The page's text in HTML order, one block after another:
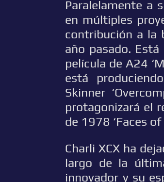
Paralelamente a
en múltiples
contribución a la
año pasado.
película de A24
está
Skinner
protagonizará el
de 1978 ‘Faces of
Charli XCX ha
largo de la
innovador y su